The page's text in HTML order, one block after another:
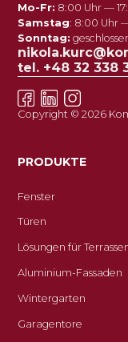
Mo-Fr: 8:00 Uhr —
Samstag: 8:00 Uhr
Sonntag:
tel. +48 32 338
Copyright © 2026
PRODUKTE
Fenster
Türen
Lösungen für
Aluminium-Fassaden
Wintergarten
Garagentore